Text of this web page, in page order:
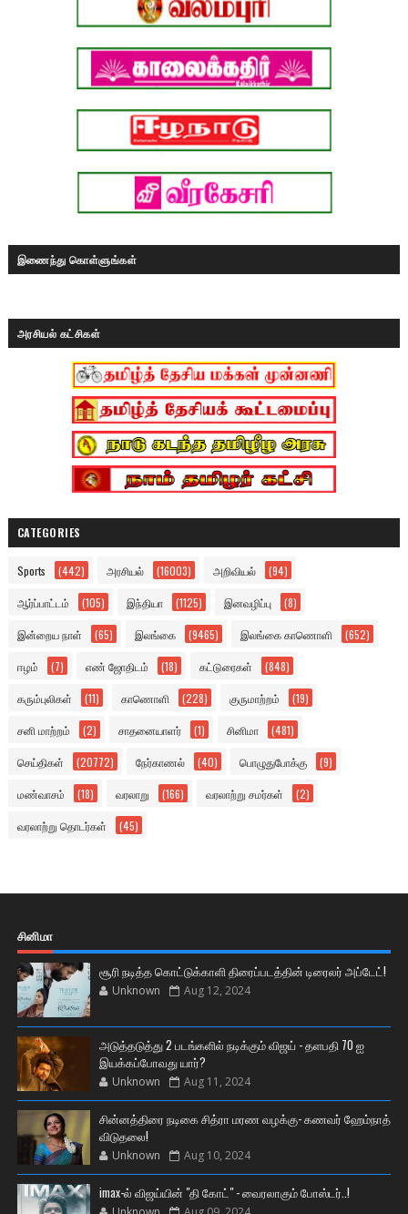
இணைந்து கொள்ளுங்கள்
அரசியல் கட்சிகள்
CATEGORIES
Sports (442) அரசியல் (16003) அறிவியல் (94)
ஆர்ப்பாட்டம் (105) இந்தியா (1125) இனவழிப்பு (8)
இன்றைய நாள் (65) இலங்கை (9465) இலங்கை காணொளி (652)
ஈழம் (7) எண் ஜோதிடம் (18) கட்டுரைகள் (848)
கரும்புலிகள் (11) காணொளி (228) குருமாற்றம் (19)
சனி மாற்றம் (2) சாதனையாளர் (1) சினிமா (481)
செய்திகள் (20772) நேர்காணல் (40) பொழுதுபோக்கு (9)
மண்வாசம் (18) வரலாறு (166) வரலாற்று சமர்கள் (2)
வரலாற்று தொடர்கள் (45)
சினிமா
சூரி நடித்த கொட்டுக்காளி திரைப்படத்தின் டிரைலர் அப்டேட்!
Unknown Aug 12, 2024
அடுத்தடுத்து 2 படங்களில் நடிக்கும் விஜய் - தளபதி 70 ஐ
இயக்கப்போவது யார்?
Unknown Aug 11, 2024
சின்னத்திரை நடிகை சித்ரா மரண வழக்கு- கணவர் ஹேம்நாத்
விடுதலை!
Unknown Aug 10, 2024
imax-ல் விஜய்யின் "தி கோட்" - வைரலாகும் போஸ்டர்..!